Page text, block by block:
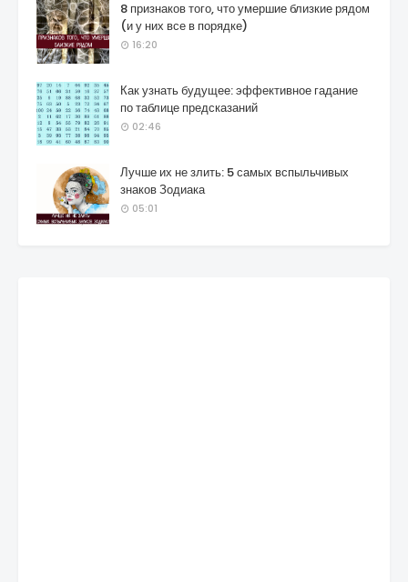
8 признаков того, что умершие близкие рядом
(и у них все в порядке)
16:20
Как узнать будущее: эффективное гадание
по таблице предсказаний
02:46
Лучше их не злить: 5 самых вспыльчивых
знаков Зодиака
05:01